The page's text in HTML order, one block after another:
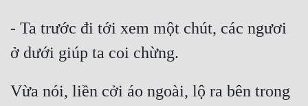
- Ta trước đi tới xem một chút, các ngươi
ở dưới giúp ta coi chừng.
Vừa nói, liền cởi áo ngoài, lộ ra bên trong